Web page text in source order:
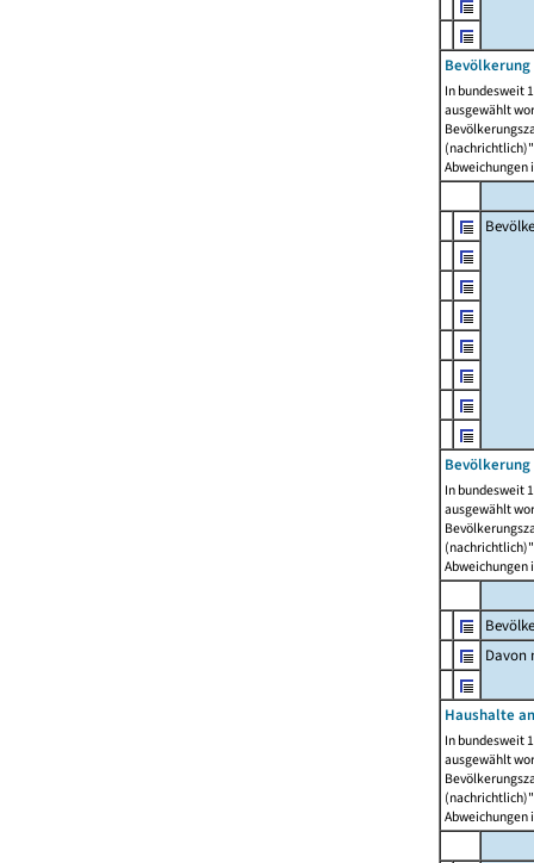
In bundesweit
ausgewählt
Abweichungen
In bundesweit
ausgewählt
Abweichungen
Davon
Haushalte
In bundesweit
ausgewählt
Abweichungen